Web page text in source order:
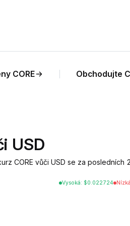
CORE Obchodujte
USD
CORE vůči USD se za
Vysoká: $0.022724 Nízká